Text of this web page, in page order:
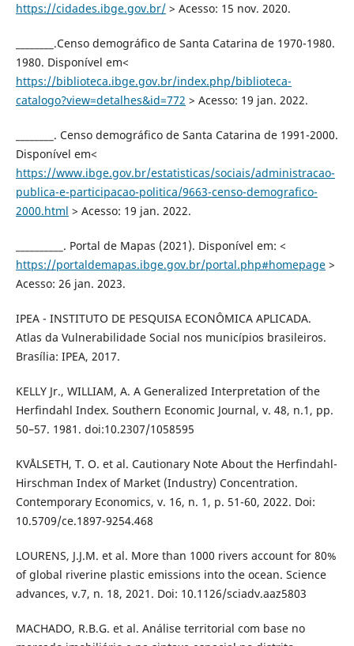
https://cidades.ibge.gov.br/> Acesso: 15 nov. 2020.
________.Censo demográfico de Santa Catarina de 1970-1980.
1980. Disponível em<
https://biblioteca.ibge.gov.br/index.php/biblioteca-
catalogo?view=detalhes&id=772 > Acesso: 19 jan. 2022.
________. Censo demográfico de Santa Catarina de 1991-2000.
Disponível em<
https://www.ibge.gov.br/estatisticas/sociais/administracao-
publica-e-participacao-politica/9663-censo-demografico-
2000.html > Acesso: 19 jan. 2022.
__________. Portal de Mapas (2021). Disponível em: <
https://portaldemapas.ibge.gov.br/portal.php#homepage>
Acesso: 26 jan. 2023.
IPEA - INSTITUTO DE PESQUISA ECONÔMICA APLICADA.
Atlas da Vulnerabilidade Social nos municípios brasileiros.
Brasília: IPEA, 2017.
KELLY Jr., WILLIAM, A. A Generalized Interpretation of the
Herfindahl Index. Southern Economic Journal, v. 48, n.1, pp.
50–57. 1981. doi:10.2307/1058595
KVÅLSETH, T. O. et al. Cautionary Note About the Herfindahl-
Hirschman Index of Market (Industry) Concentration.
Contemporary Economics, v. 16, n. 1, p. 51-60, 2022. Doi:
10.5709/ce.1897-9254.468
LOURENS, J.J.M. et al. More than 1000 rivers account for 80%
of global riverine plastic emissions into the ocean. Science
advances, v.7, n. 18, 2021. Doi: 10.1126/sciadv.aaz5803
MACHADO, R.B.G. et al. Análise territorial com base no